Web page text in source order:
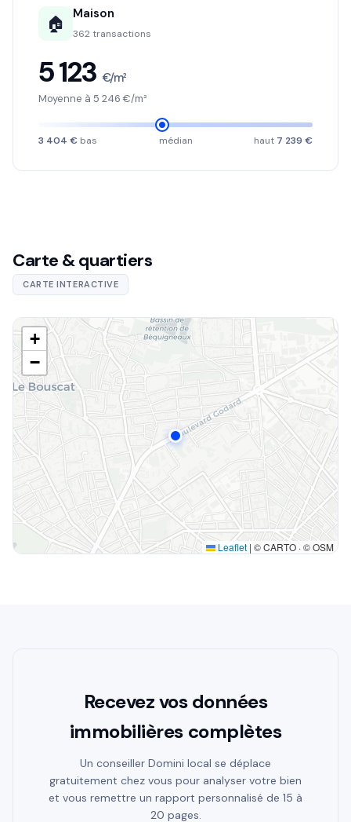
🏠 Maison
362 transactions
5 123 €/m²
Moyenne à 5 246 €/m²
3 404 € bas médian haut 7 239 €
Carte & quartiers
CARTE INTERACTIVE
+
−
Leaflet | © CARTO · © OSM
Recevez vos données
immobilières complètes
Un conseiller Domini local se déplace
gratuitement chez vous pour analyser votre bien
et vous remettre un rapport personnalisé de 15 à
20 pages.